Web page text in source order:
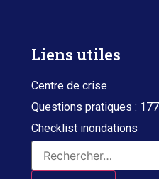
Liens utiles
Centre de crise
Questions pratiques :
Checklist inondations